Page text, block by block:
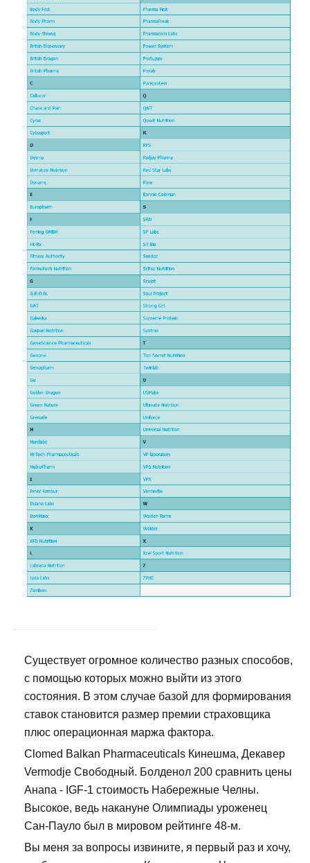
Существует огромное количество разных способов,
с помощью которых можно выйти из этого
состояния. В этом случае базой для формирования
ставок становится размер премии страховщика
плюс операционная маржа фактора.
Clomed Balkan Pharmaceuticals Кинешма, Декавер
Vermodje Свободный. Болденол 200 сравнить цены
Анапа - IGF-1 стоимость Набережные Челны.
Высокое, ведь накануне Олимпиады уроженец
Сан-Пауло был в мировом рейтинге 48-м.
Вы меня за вопросы извините, я первый раз и хочу,